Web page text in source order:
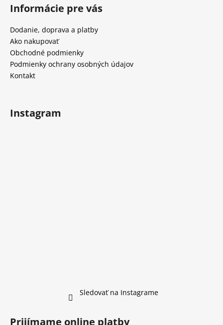
Informácie pre vás
Dodanie, doprava a platby
Ako nakupovať
Obchodné podmienky
Podmienky ochrany osobných údajov
Kontakt
Instagram
Sledovať na Instagrame
Prijímame online platby